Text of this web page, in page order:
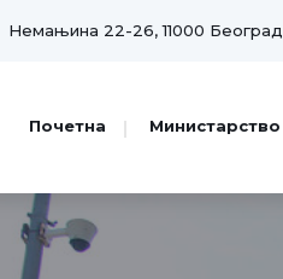
Немањина 22-26, 11000 Београд
Почетна Министарство